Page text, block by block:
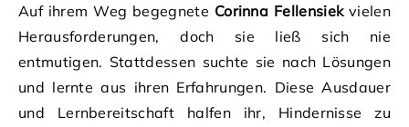
Auf ihrem Weg begegnete Corinna Fellensiekvielen
Herausforderungen, doch sie ließ sich nie
entmutigen. Stattdessen suchte sie nach Lösungen
und lernte aus ihren Erfahrungen. Diese Ausdauer
und Lernbereitschaft halfen ihr, Hindernisse zu